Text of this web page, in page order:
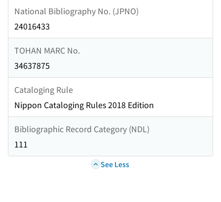
National Bibliography No. (JPNO)
24016433
TOHAN MARC No.
34637875
Cataloging Rule
Nippon Cataloging Rules 2018 Edition
Bibliographic Record Category (NDL)
111
See Less